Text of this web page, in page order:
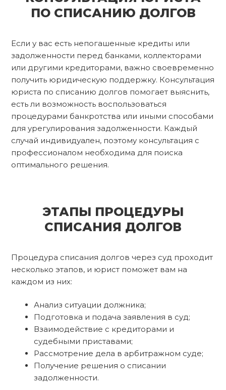
ПО СПИСАНИЮ ДОЛГОВ
Если у вас есть непогашенные кредиты или
задолженности перед банками, коллекторами
или другими кредиторами, важно своевременно
получить юридическую поддержку. Консультация
юриста по списанию долгов помогает выяснить,
есть ли возможность воспользоваться
процедурами банкротства или иными способами
для урегулирования задолженности. Каждый
случай индивидуален, поэтому консультация с
профессионалом необходима для поиска
оптимального решения.
ЭТАПЫ ПРОЦЕДУРЫ
СПИСАНИЯ ДОЛГОВ
Процедура списания долгов через суд проходит
несколько этапов, и юрист поможет вам на
каждом из них:
Анализ ситуации должника;
Подготовка и подача заявления в суд;
Взаимодействие с кредиторами и
судебными приставами;
Рассмотрение дела в арбитражном суде;
Получение решения о списании
задолженности.